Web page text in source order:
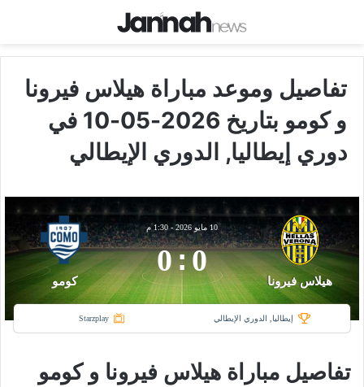
تفاصيل وموعد مباراة هيلاس فيرونا
و كومو بتاريخ 2026-05-10 في
دوري إيطاليا, الدوري الإيطالي
هيلاس فيرونا
10 مايو 2026 -1:30 م
0
:
0
كومو
إيطاليا, الدوري الإيطالي Starzplay
تفاصيل مباراة هيلاس فيرونا و كومو